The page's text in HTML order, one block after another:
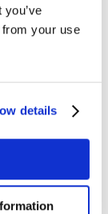
your use
details
cuando
periódico
por
importantes